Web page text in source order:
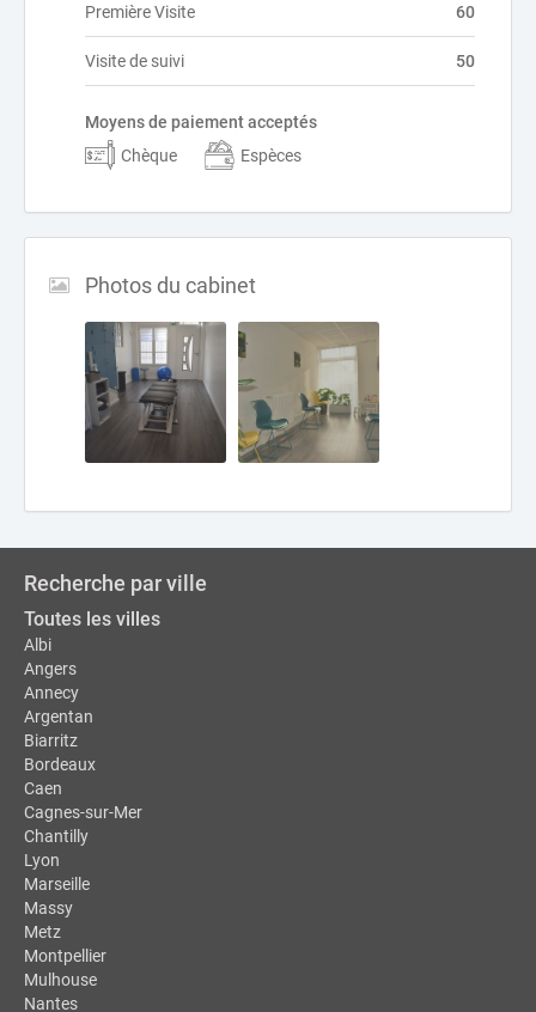
Première Visite 60
Visite de suivi 50
Moyens de paiement acceptés
Chèque
Espèces
Photos du cabinet
Recherche par ville
Toutes les villes
Albi
Angers
Annecy
Argentan
Biarritz
Bordeaux
Caen
Cagnes-sur-Mer
Chantilly
Lyon
Marseille
Massy
Metz
Montpellier
Mulhouse
Nantes